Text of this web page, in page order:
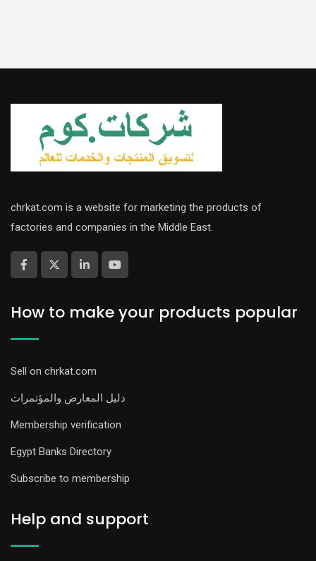
chrkat.com is a website for marketing the products of
factories and companies in the Middle East.
How to make your products popular
Sell on chrkat.com
دليل المعارض والمؤتمرات
Membership verification
Egypt Banks Directory
Subscribe to membership
Help and support